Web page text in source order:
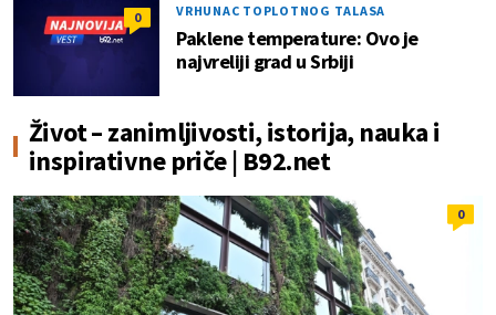
0 VRHUNAC TOPLOTNOG TALASA
Paklene temperature: Ovo je
najvreliji grad u Srbiji
Život – zanimljivosti, istorija, nauka i
inspirativne priče | B92.net
0